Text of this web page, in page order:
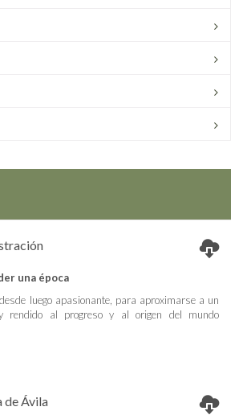
una época
luego apasionante, para aproximarse a un
rendido al progreso y al origen del mundo
de Ávila